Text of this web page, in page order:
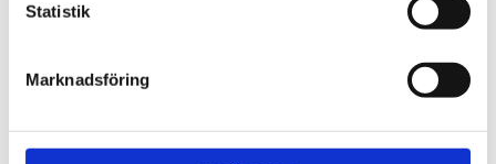
Statistik
Marknadsföring